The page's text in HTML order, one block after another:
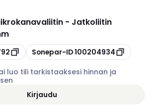
- Jatkoliitin
Kopioi
Sonepar-ID100204934
luo tili tarkistaaksesi hinnan ja
Kirjaudu